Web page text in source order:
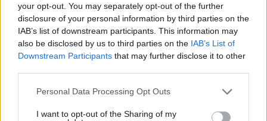
your opt-out. You may separately opt-out of the further
disclosure of your personal information by third parties on the
IAB’s list of downstream participants. This information may
also be disclosed by us to third parties on the IAB’s List of
Downstream Participants that may further disclose it to other
Please note that this website/app uses one or more Google
not limited to your visit or usage behaviour. You may click to
Personal Data Processing Opt Outs
I want to opt-out of the Sharing of my
Διασκεδάζουμε υπεύθυνα, επιστρέφουμε με ασφάλεια
29.07.2026, 09:39
ΡΟΗ ΕΙΔΗΣΕΩΝ
Ειδήσεις Δημοφιλή Σχολιασμένα